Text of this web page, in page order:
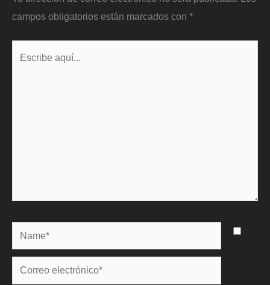
campos obligatorios están marcados con *
Name*
Correo